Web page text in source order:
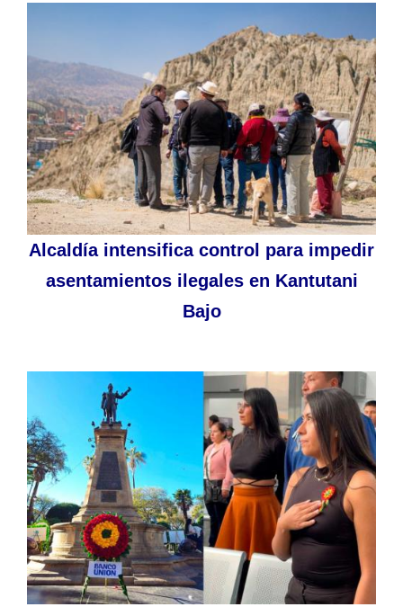
Alcaldía intensifica control para impedir
asentamientos ilegales en Kantutani
Bajo